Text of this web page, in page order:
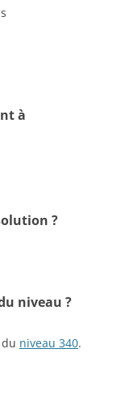
à
?
niveau ?
niveau 340.